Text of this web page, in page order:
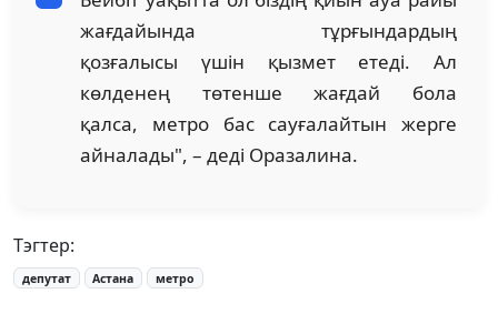
жағдайында тұрғындардың
қозғалысы үшін қызмет етеді. Ал
көлденең төтенше жағдай бола
қалса, метро бас сауғалайтын жерге
айналады", – деді Оразалина.
Тэгтер:
депутат Астана метро